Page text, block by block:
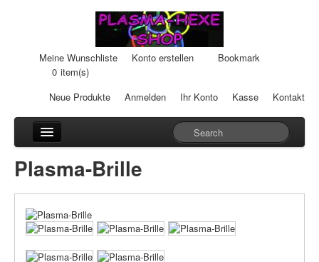
Meine Wunschliste Konto erstellen
Bookmark
0 item(s)
Neue Produkte
Anmelden Ihr Konto Kasse Kontakt
Cream-Dosen
Plasma-Brille